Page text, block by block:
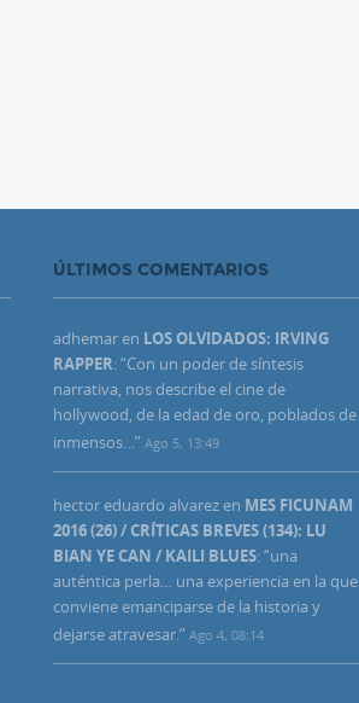
ÚLTIMOS COMENTARIOS
adhemaren LOS OLVIDADOS: IRVING
RAPPER: “Con un poder de síntesis
narrativa, nos describe el cine de
hollywood, de la edad de oro, poblados de
inmensos…” Ago 5, 13:49
hector eduardo alvarezen MES FICUNAM
2016 (26) / CRÍTICAS BREVES (134): LU
BIAN YE CAN / KAILI BLUES: “una
auténtica perla… una experiencia en la que
conviene emanciparse de la historia y
dejarse atravesar.” Ago 4, 08:14